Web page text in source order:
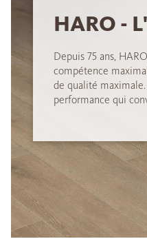
HARO -
Depuis 75 ans,
compétence
de qualité
performance qui